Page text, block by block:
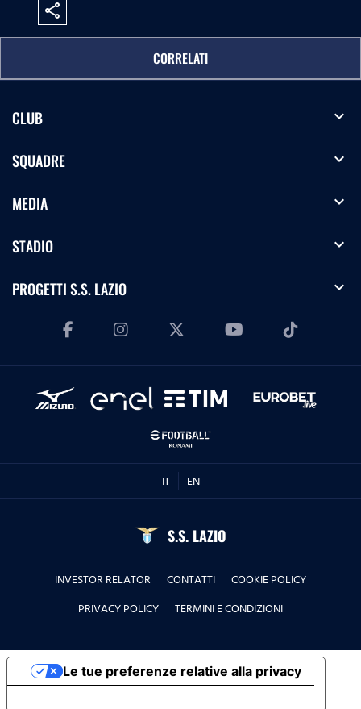
share
CORRELATI
CLUB expand_more
SQUADRE expand_more
MEDIA expand_more
STADIO expand_more
PROGETTI S.S. LAZIO expand_more
IT EN
S.S. LAZIO
INVESTOR RELATOR CONTATTI
COOKIE POLICY
PRIVACY POLICY
TERMINI E CONDIZIONI
Le tue preferenze relative alla privacy